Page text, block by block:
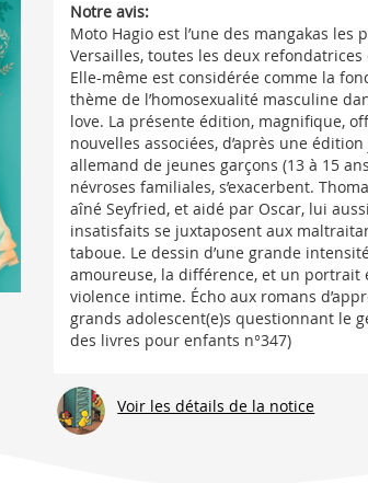
Notre avis:
Moto Hagio est l’une des mangakas
Versailles, toutes les deux
Elle-même est considérée comme la
thème de l’homosexualité masculine
love. La présente édition, magnifique,
nouvelles associées, d’après une
allemand de jeunes garçons (13 à 15
névroses familiales, s’exacerbent.
aîné Seyfried, et aidé par Oscar, lui
insatisfaits se juxtaposent aux
taboue. Le dessin d’une grande
amoureuse, la différence, et un portrait
violence intime. Écho aux romans
grands adolescent(e)s questionnant le
des livres pour enfants n°347)
Voir les détails de la notice